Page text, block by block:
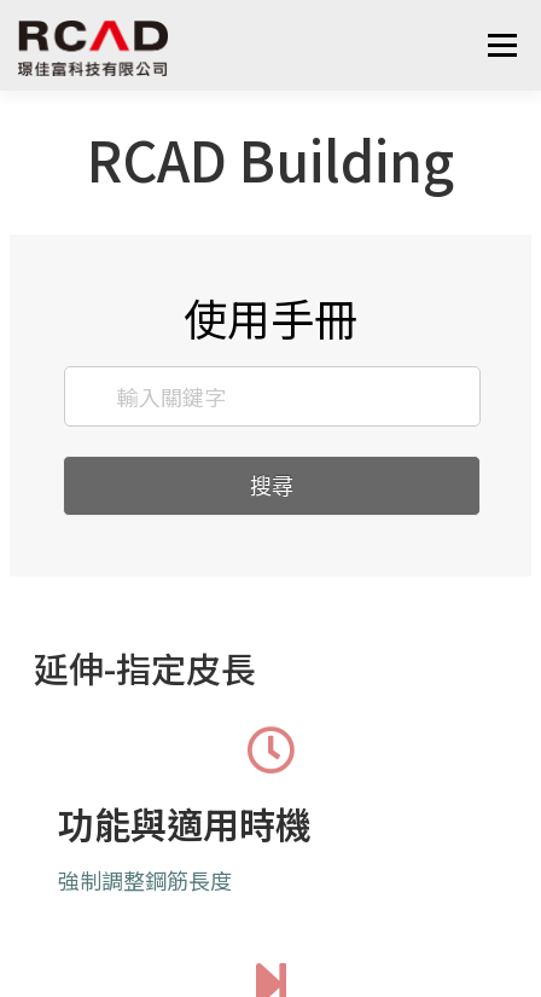
選單
算量服務
RCAD Building
使用手冊
搜尋
延伸-指定皮長
功能與適用時機
強制調整鋼筋長度